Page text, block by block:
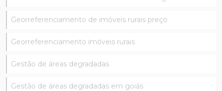
Georreferenciamento de imóveis rurais preço
Georreferenciamento imóveis rurais
Gestão de áreas degradadas
Gestão de áreas degradadas em goiás